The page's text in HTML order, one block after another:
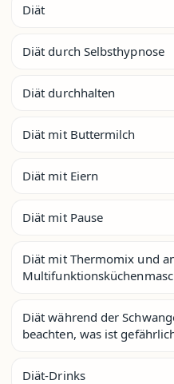
Diät
Diät durch Selbsthypnose
Diät durchhalten
Diät mit Buttermilch
Diät mit Eiern
Diät mit Pause
Diät mit Thermomix und
Diät während der
beachten, was ist
Diät-Drinks